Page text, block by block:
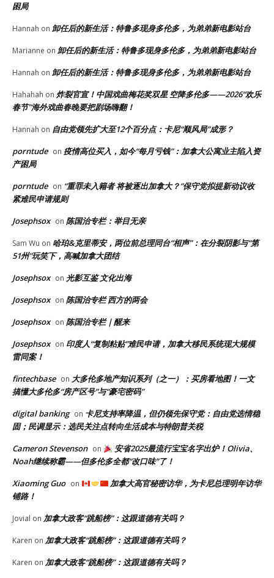
困局
Hannah on 卸任后的新生活：特鲁多现身多伦多，为弟弟新电影站台
Marianne on 卸任后的新生活：特鲁多现身多伦多，为弟弟新电影站台
Hannah on 卸任后的新生活：特鲁多现身多伦多，为弟弟新电影站台
Hahahah on 炸裂官宣！中国戏曲梅花奖双星 空降多伦多——2026“欢乐
春节”海外戏曲春晚要把剧场嗨翻！
Hannah on 自由党领先扩大至12个百分点：卡尼“顺风局”成形？
porntude on 疫情高位买入，如今“每月亏钱”：加拿大公寓业主陷入资
产困局
porntude on “重罪未入籍者 将被逐出加拿大？”保守党拟提新动议收
紧难民申请规则
Josephsox on 陈国治专栏：举目无亲
Sam Wu on 哈珀&克里蒂安，两位前总理同台“相声”：在分裂阴影与“第
51州”玩笑下，高喊加拿大团结
Josephsox on 光影互鉴 文化出海
Josephsox on 陈国治专栏 西方的两会
Josephsox on 陈国治专栏｜醒来
Josephsox on 印度人“复制粘贴”难民申请，加拿大移民系统现大规模
雷同案！
fintechbase on 大多伦多地产知识系列（之一）：买房看地图！一文
搞懂大多伦多“房产区号”与“豪宅密码”
digital banking on 卡尼支持率降温，但仍领先保守党：自由党选情稳
固；民调显示：选民关注点转向生活成本与特朗普关税
Cameron Stevenson on
安省2025最流行宝宝名字出炉！Olivia、
Noah继续称霸——但多伦多全都“改口味”了！
Xiaoming Guo on
加拿大高官秘密访华，为卡尼总理明年访华
铺路！
Jovial on 加拿大政客“跳船榜”：这跟道德有关吗？
Karen on 加拿大政客“跳船榜”：这跟道德有关吗？
Karen on 加拿大政客“跳船榜”：这跟道德有关吗？